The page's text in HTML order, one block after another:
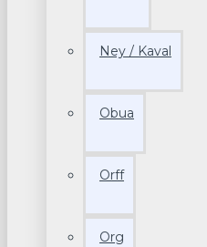
Ney / Kaval
Obua
Orff
Org